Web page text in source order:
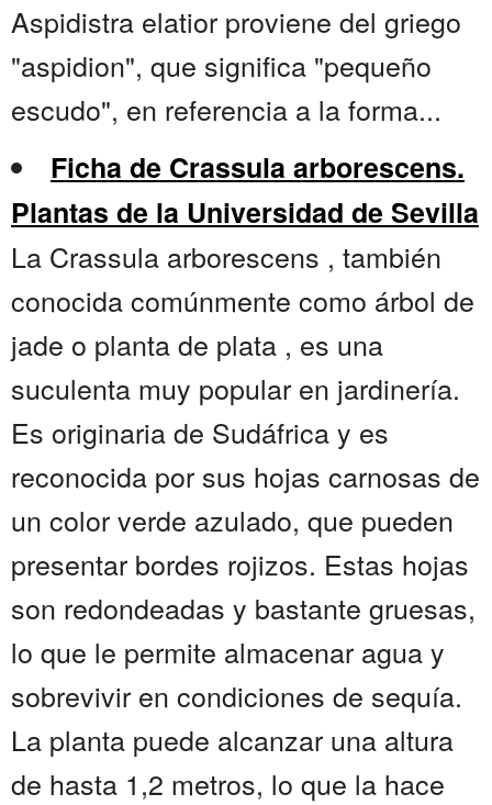
Aspidistra elatior proviene del griego
"aspidion", que significa "pequeño
escudo", en referencia a la forma...
Ficha de Crassula arborescens.
Plantas de la Universidad de Sevilla
La Crassula arborescens , también
conocida comúnmente como árbol de
jade o planta de plata , es una
suculenta muy popular en jardinería.
Es originaria de Sudáfrica y es
reconocida por sus hojas carnosas de
un color verde azulado, que pueden
presentar bordes rojizos. Estas hojas
son redondeadas y bastante gruesas,
lo que le permite almacenar agua y
sobrevivir en condiciones de sequía.
La planta puede alcanzar una altura
de hasta 1,2 metros, lo que la hace